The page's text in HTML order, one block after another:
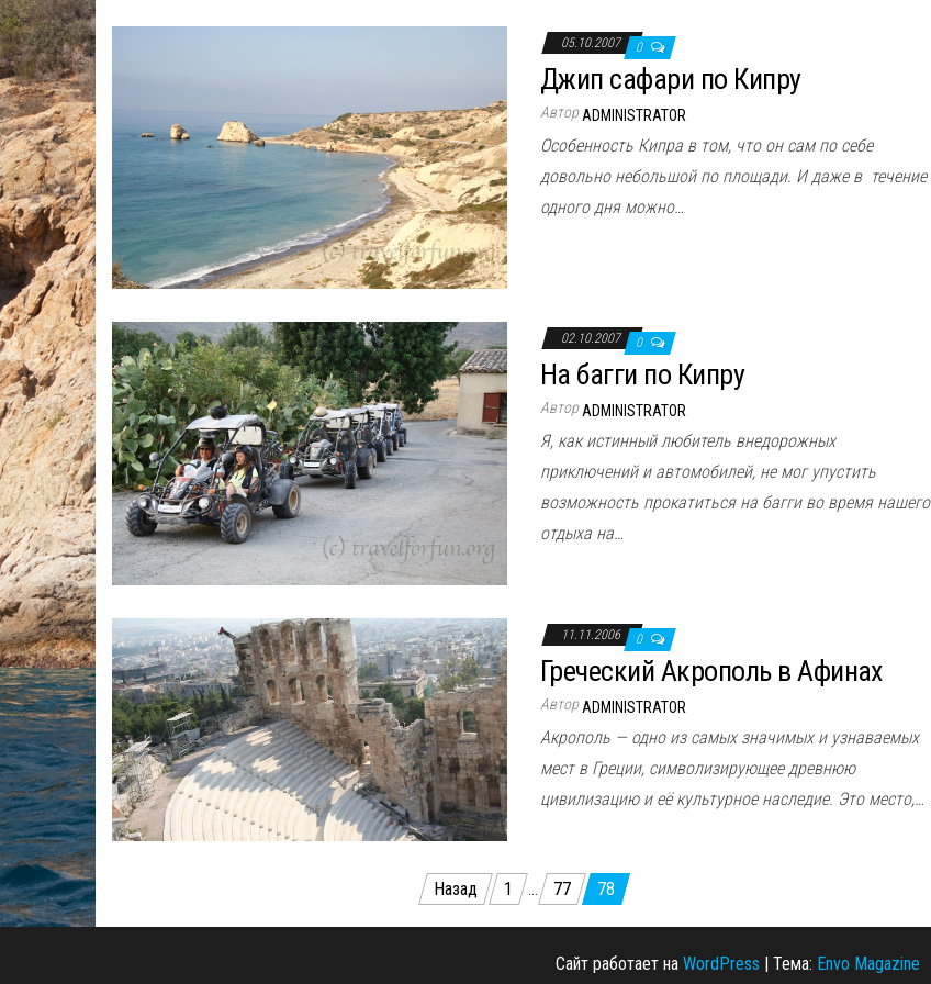
05.10.2007 0
Джип сафари по Кипру
АвторADMINISTRATOR
Особенность Кипра в том, что он сам по себе
довольно небольшой по площади. И даже в течение
одного дня можно…
02.10.2007 0
На багги по Кипру
АвторADMINISTRATOR
Я, как истинный любитель внедорожных
приключений и автомобилей, не мог упустить
возможность прокатиться на багги во время нашего
отдыха на…
11.11.2006 0
Греческий Акрополь в Афинах
АвторADMINISTRATOR
Акрополь — одно из самых значимых и узнаваемых
мест в Греции, символизирующее древнюю
цивилизацию и её культурное наследие. Это место,…
записей
Назад 1 … 77 78
Сайт работает на WordPress | Тема: Envo Magazine